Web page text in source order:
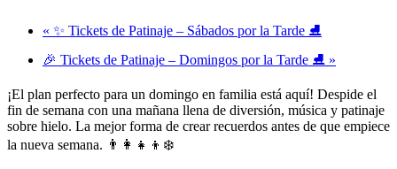
« ✨ Tickets de Patinaje – Sábados por la Tarde ⛸️
🎉 Tickets de Patinaje – Domingos por la Tarde ⛸️ »
¡El plan perfecto para un domingo en familia está aquí! Despide el
fin de semana con una mañana llena de diversión, música y patinaje
sobre hielo. La mejor forma de crear recuerdos antes de que empiece
la nueva semana. 👨‍👩‍👧‍👦❄️